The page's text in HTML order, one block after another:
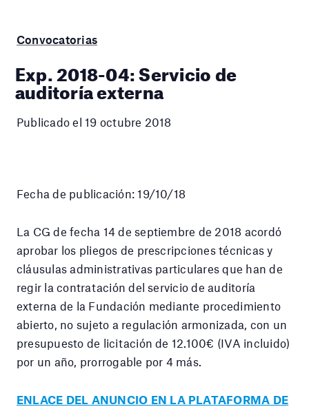
Convocatorias
Exp. 2018-04: Servicio de
auditoría externa
Publicado el 19 octubre 2018
Fecha de publicación: 19/10/18
La CG de fecha 14 de septiembre de 2018 acordó
aprobar los pliegos de prescripciones técnicas y
cláusulas administrativas particulares que han de
regir la contratación del servicio de auditoría
externa de la Fundación mediante procedimiento
abierto, no sujeto a regulación armonizada, con un
presupuesto de licitación de 12.100€ (IVA incluido)
por un año, prorrogable por 4 más.
ENLACE DEL ANUNCIO EN LA PLATAFORMA DE